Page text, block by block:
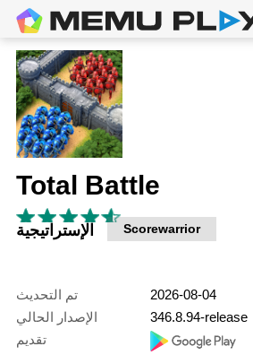
Total Battle
الإستراتيجية Scorewarrior
تم التحديث
2026-08-04
الإصدار الحالي
346.8.94-release
تقديم